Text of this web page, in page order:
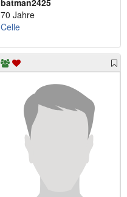
70 Jahre
Celle